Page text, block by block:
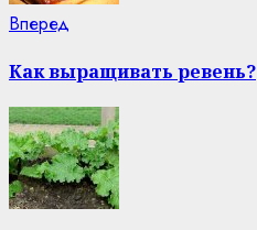
Вперед
Как выращивать ревень?